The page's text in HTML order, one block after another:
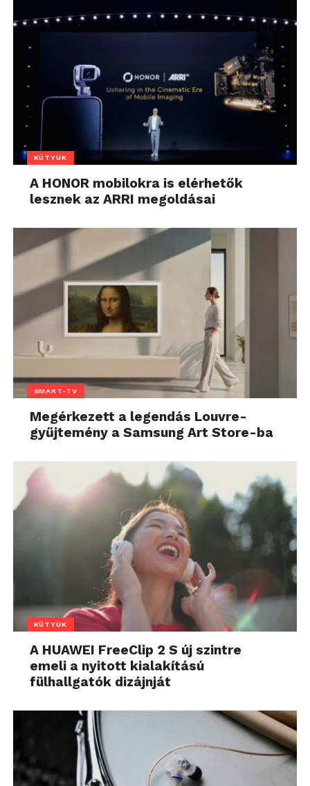
KÜTYÜK
A HONOR mobilokra is elérhetők
lesznek az ARRI megoldásai
SMART-TV
Megérkezett a legendás Louvre-
gyűjtemény a Samsung Art Store-ba
KÜTYÜK
A HUAWEI FreeClip 2 S új szintre
emeli a nyitott kialakítású
fülhallgatók dizájnját